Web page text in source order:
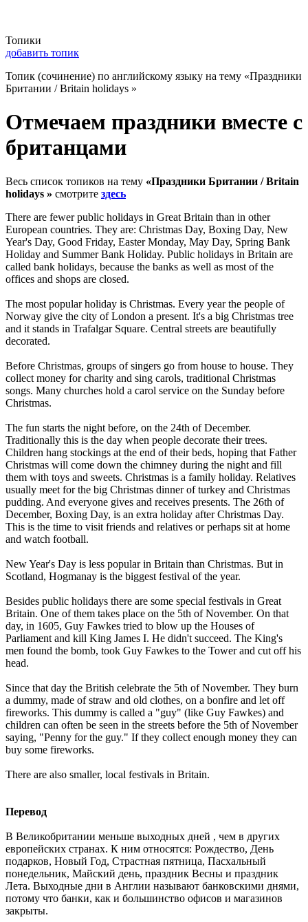
Топики
добавить топик
Топик (сочинение) по английскому языку на тему «Праздники
Британии / Britain holidays »
Отмечаем праздники вместе с
британцами
Весь список топиков на тему «Праздники Британии / Britain
holidays » смотрите здесь
There are fewer public holidays in Great Britain than in other
European countries. They are: Christmas Day, Boxing Day, New
Year's Day, Good Friday, Easter Monday, May Day, Spring Bank
Holiday and Summer Bank Holiday. Public holidays in Britain are
called bank holidays, because the banks as well as most of the
offices and shops are closed.
The most popular holiday is Christmas. Every year the people of
Norway give the city of London a present. It's a big Christmas tree
and it stands in Trafalgar Square. Central streets are beautifully
decorated.
Before Christmas, groups of singers go from house to house. They
collect money for charity and sing carols, traditional Christmas
songs. Many churches hold a carol service on the Sunday before
Christmas.
The fun starts the night before, on the 24th of December.
Traditionally this is the day when people decorate their trees.
Children hang stockings at the end of their beds, hoping that Father
Christmas will come down the chimney during the night and fill
them with toys and sweets. Christmas is a family holiday. Relatives
usually meet for the big Christmas dinner of turkey and Christmas
pudding. And everyone gives and receives presents. The 26th of
December, Boxing Day, is an extra holiday after Christmas Day.
This is the time to visit friends and relatives or perhaps sit at home
and watch football.
New Year's Day is less popular in Britain than Christmas. But in
Scotland, Hogmanay is the biggest festival of the year.
Besides public holidays there are some special festivals in Great
Britain. One of them takes place on the 5th of November. On that
day, in 1605, Guy Fawkes tried to blow up the Houses of
Parliament and kill King James I. He didn't succeed. The King's
men found the bomb, took Guy Fawkes to the Tower and cut off his
head.
Since that day the British celebrate the 5th of November. They burn
a dummy, made of straw and old clothes, on a bonfire and let off
fireworks. This dummy is called a "guy" (like Guy Fawkes) and
children can often be seen in the streets before the 5th of November
saying, "Penny for the guy." If they collect enough money they can
buy some fireworks.
There are also smaller, local festivals in Britain.
Перевод
В Великобритании меньше выходных дней , чем в других
европейских странах. К ним относятся: Рождество, День
подарков, Новый Год, Страстная пятница, Пасхальный
понедельник, Майский день, праздник Весны и праздник
Лета. Выходные дни в Англии называют банковскими днями,
потому что банки, как и большинство офисов и магазинов
закрыты.